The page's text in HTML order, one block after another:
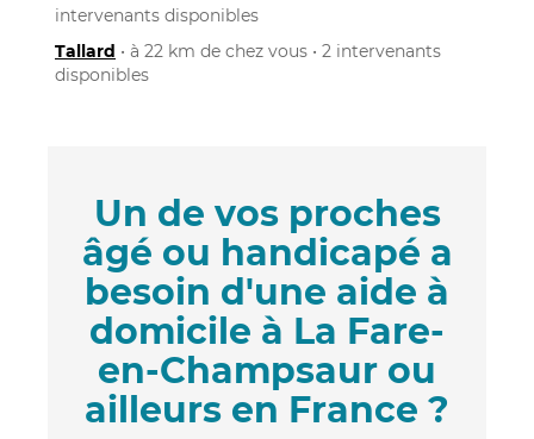
intervenants disponibles
Tallard • à 22 km de chez vous • 2 intervenants
disponibles
Un de vos proches
âgé ou handicapé a
besoin d'une aide à
domicile à La Fare-
en-Champsaur ou
ailleurs en France ?